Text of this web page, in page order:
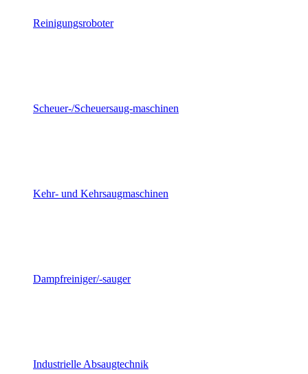
Reinigungsroboter
Scheuer-/Scheuersaug-maschinen
Kehr- und Kehrsaugmaschinen
Dampfreiniger/-sauger
Industrielle Absaugtechnik